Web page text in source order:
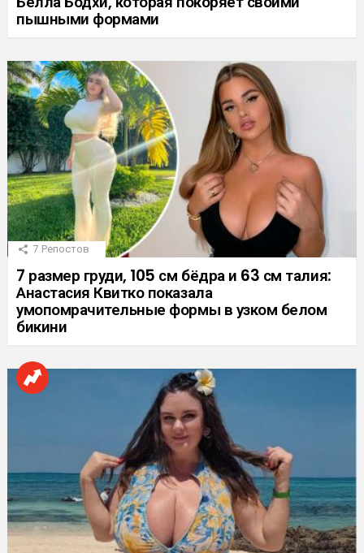
пышными формами
7 Репостов
7 размер груди, 105 см бёдра и 63 см талия:
Анастасия Квитко показала
умопомрачительные формы в узком белом
бикини